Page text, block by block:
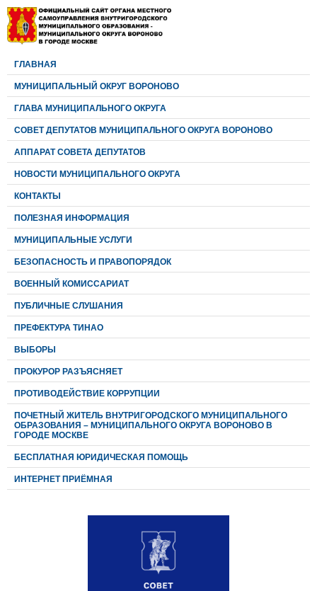
ГЛАВНАЯ
МУНИЦИПАЛЬНЫЙ ОКРУГ ВОРОНОВО
ГЛАВА МУНИЦИПАЛЬНОГО ОКРУГА
CОВЕТ ДЕПУТАТОВ МУНИЦИПАЛЬНОГО ОКРУГА ВОРОНОВО
АППАРАТ СОВЕТА ДЕПУТАТОВ
НОВОСТИ МУНИЦИПАЛЬНОГО ОКРУГА
КОНТАКТЫ
ПОЛЕЗНАЯ ИНФОРМАЦИЯ
МУНИЦИПАЛЬНЫЕ УСЛУГИ
БЕЗОПАСНОСТЬ И ПРАВОПОРЯДОК
ВОЕННЫЙ КОМИССАРИАТ
ПУБЛИЧНЫЕ СЛУШАНИЯ
ПРЕФЕКТУРА ТИНАО
ВЫБОРЫ
ПРОКУРОР РАЗЪЯСНЯЕТ
ПРОТИВОДЕЙСТВИЕ КОРРУПЦИИ
ПОЧЕТНЫЙ ЖИТЕЛЬ ВНУТРИГОРОДСКОГО МУНИЦИПАЛЬНОГО
ОБРАЗОВАНИЯ – МУНИЦИПАЛЬНОГО ОКРУГА ВОРОНОВО В
ГОРОДЕ МОСКВЕ
БЕСПЛАТНАЯ ЮРИДИЧЕСКАЯ ПОМОЩЬ
ИНТЕРНЕТ ПРИЁМНАЯ